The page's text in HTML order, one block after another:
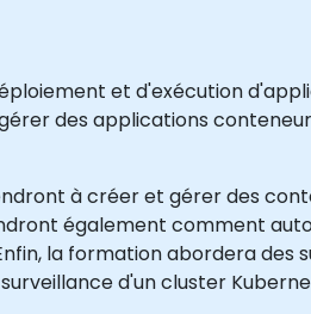
et d'exécution
des applications
à créer et gérer des
également comment
la formation abordera des
d'un cluster